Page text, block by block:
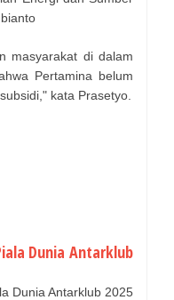
masyarakat di dalam
Pertamina belum
kata Prasetyo.
Dunia Antarklub
Dunia Antarklub 2025